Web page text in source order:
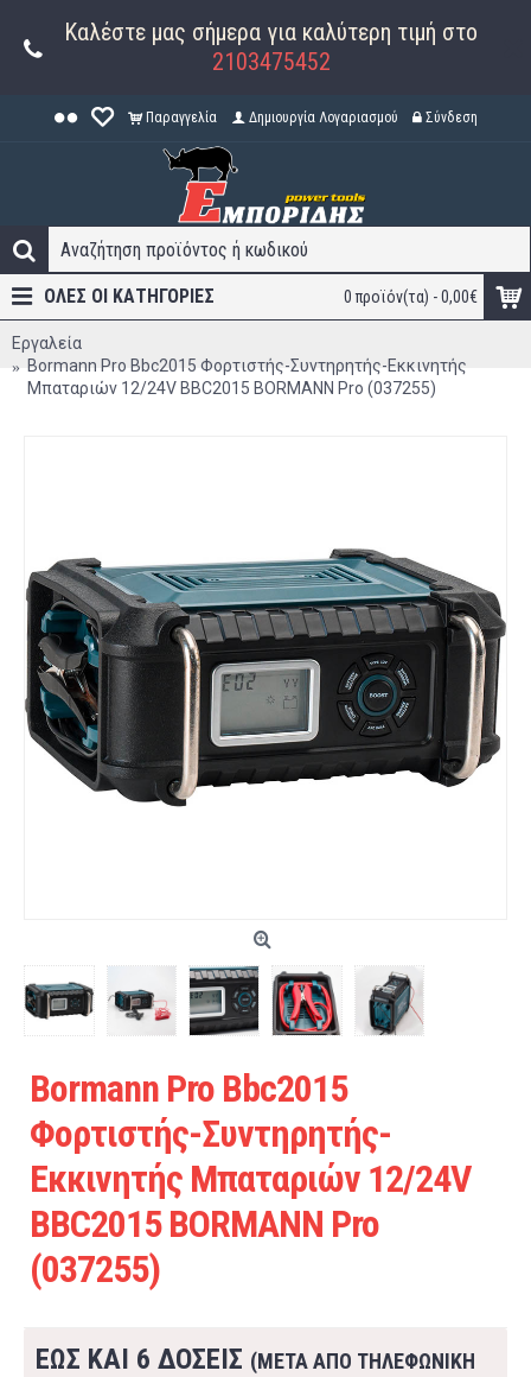
Καλέστε μας σήμερα για καλύτερη τιμή στο
2103475452
Παραγγελία Δημιουργία Λογαριασμού Σύνδεση
0 προϊόν(τα) - 0,00€
ΟΛΕΣ ΟΙ ΚΑΤΗΓΟΡΊΕΣ
Εργαλεία
Bormann Pro Bbc2015 Φορτιστής-Συντηρητής-Εκκινητής
Μπαταριών 12/24V BBC2015 BORMANN Pro (037255)
Bormann Pro Bbc2015
Φορτιστής-Συντηρητής-
Εκκινητής Μπαταριών 12/24V
BBC2015 BORMANN Pro
(037255)
ΕΩΣ ΚΑΙ 6 ΔΟΣΕΙΣ (ΜΕΤΑ ΑΠΟ ΤΗΛΕΦΩΝΙΚΗ